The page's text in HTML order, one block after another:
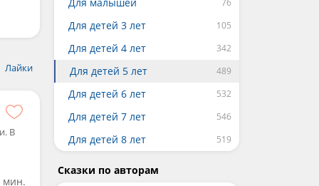
Лайки
В
мин.
Для детей 3 лет
Для детей 4 лет
Для детей 5 лет
Для детей 6 лет
Для детей 7 лет
Для детей 8 лет
Сказки по авторам